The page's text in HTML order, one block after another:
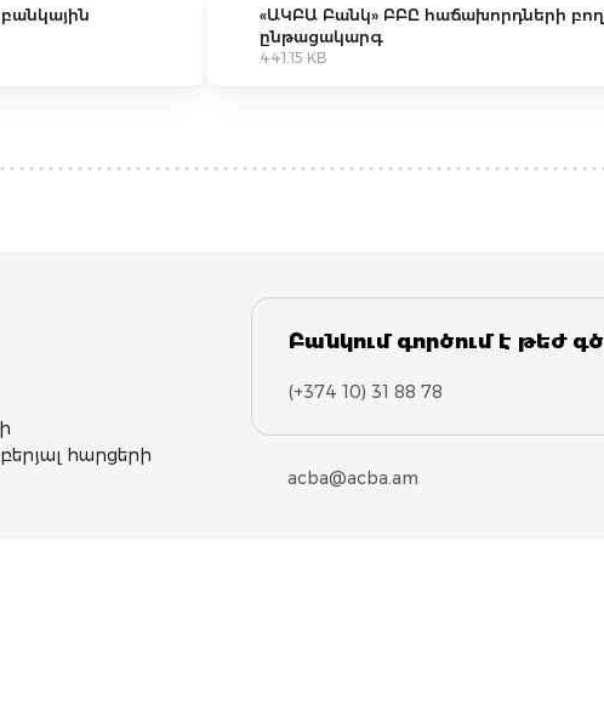
«ԱԿԲԱ Բանկ» ԲԲԸ հաճախորդների
ընթացակարգ
441.15 KB
հարցերի
Բանկում գործում է թեժ
(+374 10) 31 88 78
acba@acba.am